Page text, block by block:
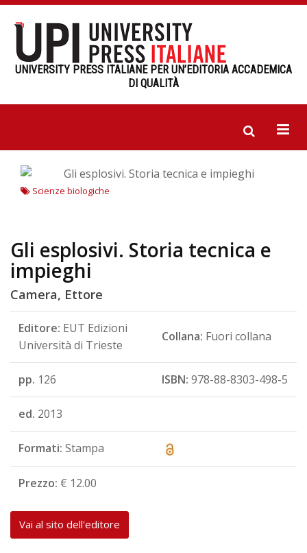
UNIVERSITY PRESS ITALIANE PER UN’EDITORIA ACCADEMICA
DI QUALITÀ
Scienze biologiche
Gli esplosivi. Storia tecnica e
impieghi
Camera, Ettore
Editore: EUT Edizioni
Università di Trieste
Collana: Fuori collana
pp. 126 ISBN: 978-88-8303-498-5
ed. 2013
Formati: Stampa
Prezzo: € 12.00
Vai al sito dell'editore